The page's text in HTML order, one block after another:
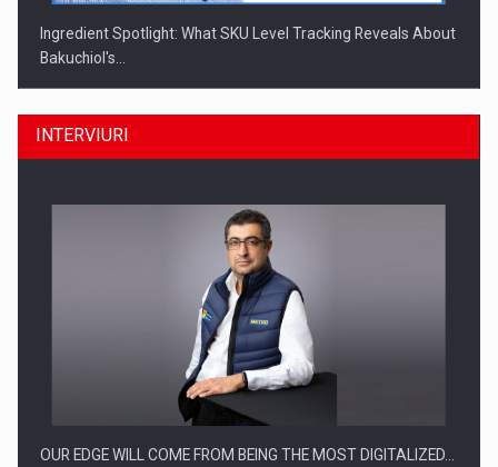
Ingredient Spotlight: What SKU Level Tracking Reveals About
Bakuchiol's…
Producatorii si comerciantii care nu se supun noilor
INTERVIURI
OUR EDGE WILL COME FROM BEING THE MOST DIGITALIZED…